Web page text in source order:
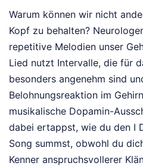
Warum können wir nicht
Kopf zu behalten?
repetitive Melodien unser
Lied nutzt Intervalle, die für
besonders angenehm sind
Belohnungsreaktion im
musikalische Dopamin-
dabei ertappst, wie du den I
Song summst, obwohl du
Kenner anspruchsvollerer